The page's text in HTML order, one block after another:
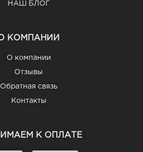
НАШ БЛОГ
КОМПАНИИ
О компании
Отзывы
Обратная связь
Контакты
К ОПЛАТЕ